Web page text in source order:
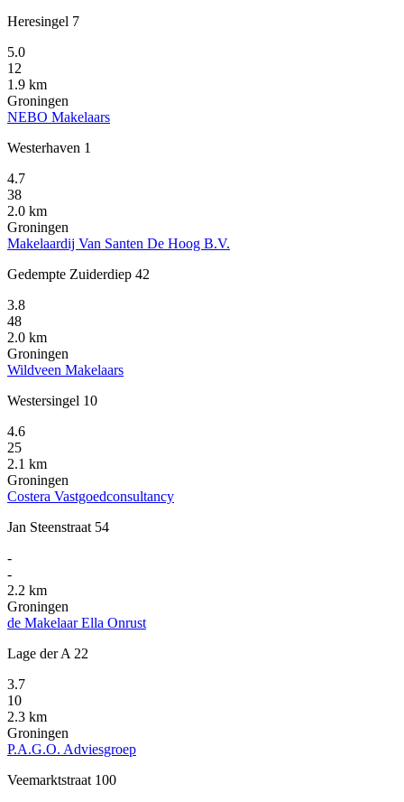
Heresingel 7
5.0
12
1.9 km
Groningen
NEBO Makelaars
Westerhaven 1
4.7
38
2.0 km
Groningen
Makelaardij Van Santen De Hoog B.V.
Gedempte Zuiderdiep 42
3.8
48
2.0 km
Groningen
Wildveen Makelaars
Westersingel 10
4.6
25
2.1 km
Groningen
Costera Vastgoedconsultancy
Jan Steenstraat 54
-
-
2.2 km
Groningen
de Makelaar Ella Onrust
Lage der A 22
3.7
10
2.3 km
Groningen
P.A.G.O. Adviesgroep
Veemarktstraat 100